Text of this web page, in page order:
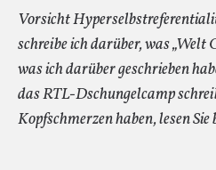
Vorsicht
schreibe ich darüber, was „Welt
was ich darüber geschrieben
das RTL-Dschungelcamp
Kopfschmerzen haben, lesen